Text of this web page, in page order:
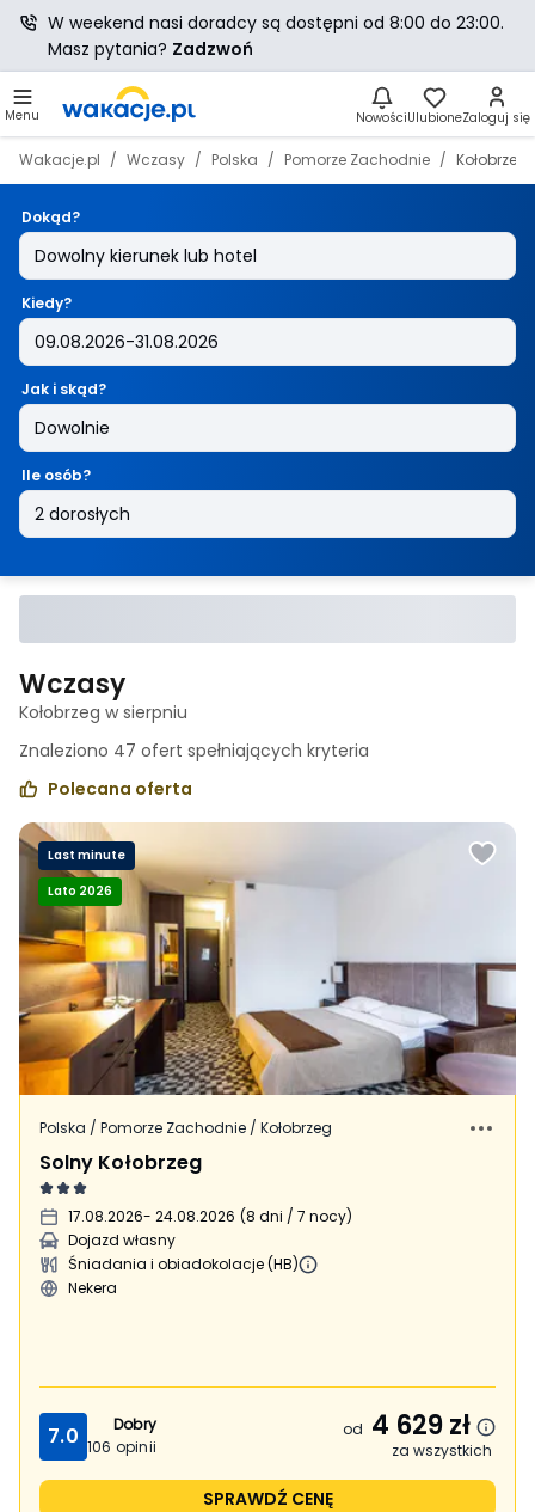
Menu NowościUlubioneZaloguj się
Wakacje.pl Wczasy Polska Pomorze Zachodnie Kołobrzeg
Dokąd?
Kiedy?
Jak i skąd?
Ile osób?
Wczasy
Kołobrzeg w sierpniu
Znaleziono 47 ofert spełniających kryteria
Polecana oferta
Last minute
Lato 2026
Polska / Pomorze Zachodnie / Kołobrzeg
Solny Kołobrzeg
17.08.2026- 24.08.2026 (8 dni / 7 nocy)
Dojazd własny
Śniadania i obiadokolacje (HB)
Nekera
7.0
Dobry
106 opinii
od 4 629zł
za wszystkich
SPRAWDŹ CENĘ
W weekend nasi doradcy są dostępni od 8:00 do 23:00.
Masz pytania? Zadzwoń